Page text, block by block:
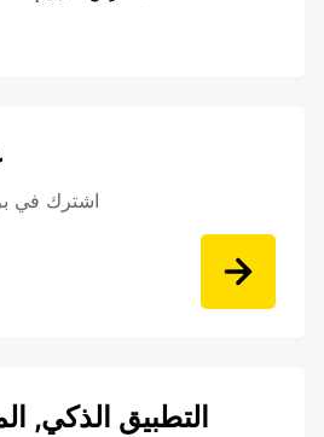
اشترك في
التطبيق الذكي,